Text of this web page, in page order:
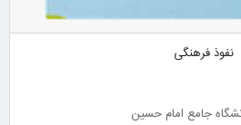
نفوذ فرهنگی
جامع امام حسین